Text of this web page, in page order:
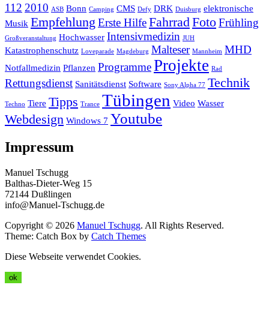
112 2010 ASB Bonn Camping CMS Defy DRK Duisburg elektronische
Musik Empfehlung Erste HilfeFahrrad FotoFrühling
Großveranstaltung Hochwasser Intensivmedizin JUH
Katastrophenschutz Loveparade Magdeburg Malteser Mannheim MHD
Notfallmedizin Pflanzen ProgrammeProjekte Rad
Rettungsdienst Sanitätsdienst Software Sony Alpha 77 Technik
Techno Tiere Tipps Trance Tübingen Video Wasser
Webdesign Windows 7 Youtube
Impressum
Manuel Tschugg
Balthas-Dieter-Weg 15
72144 Dußlingen
info@Manuel-Tschugg.de
Copyright © 2026 Manuel Tschugg. All Rights Reserved.
Theme: Catch Box by Catch Themes
Diese Webseite verwendet Cookies.